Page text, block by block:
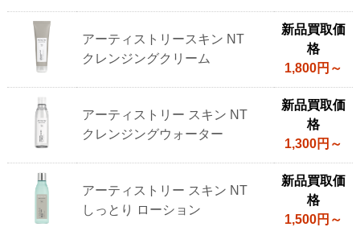
アーティストリースキン NT
クレンジングクリーム
新品買取価
格
1,800円～
アーティストリー スキン NT
クレンジングウォーター
新品買取価
格
1,300円～
アーティストリー スキン NT
しっとり ローション
新品買取価
格
1,500円～